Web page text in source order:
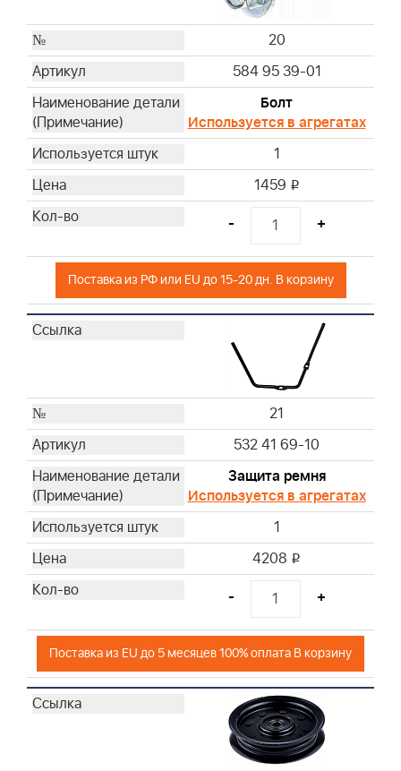
20
584 95 39-01
Болт
Используется в агрегатах
1
1459 i
- +
Поставка из РФ или EU до 15-20 дн. В корзину
21
532 41 69-10
Защита ремня
Используется в агрегатах
1
4208 i
- +
Поставка из EU до 5 месяцев 100% оплата В корзину